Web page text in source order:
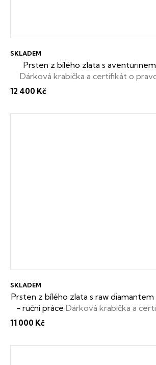
Prsten z bílého zlata s
Dárková krabička a certifikát o
SKLADEM
12 400 Kč
Prsten z bílého zlata s raw
- ruční práce Dárková krabička a
SKLADEM
11 000 Kč